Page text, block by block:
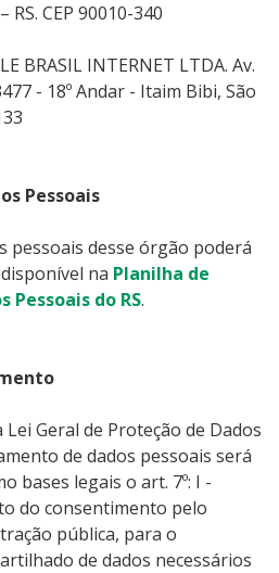
CEP 90010-340
BRASIL INTERNET LTDA. Av.
- 18º Andar - Itaim Bibi, São
Pessoais
pessoais desse órgão poderá
na Planilha de
Pessoais do RS.
Geral de Proteção de Dados
de dados pessoais será
bases legais o art. 7º: I -
do consentimento pelo
pública, para o
de dados necessários